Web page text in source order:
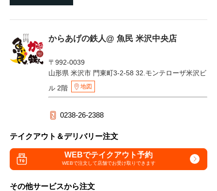
からあげの鉄人@ 魚民 米沢中央店
〒992-0039
山形県 米沢市 門東町3-2-58 32.モンテローザ米沢ビ
ル 2階
地図
0238-26-2388
テイクアウト＆デリバリー注文
WEBでテイクアウト予約
WEBで注文して店舗でお受け取りできます
その他サービスから注文